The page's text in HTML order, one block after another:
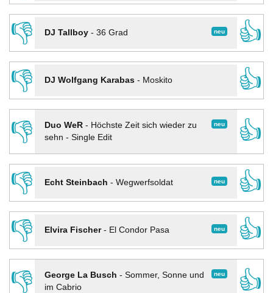
👎
neu
DJ Tallboy- 36 Grad
👍
👎
DJ Wolfgang Karabas- Moskito
👍
👎
neu
Duo WeR- Höchste Zeit sich wieder zu
sehn - Single Edit
👍
👎
neu
Echt Steinbach - Wegwerfsoldat
👍
👎
neu
Elvira Fischer- El Condor Pasa
👍
👎
neu
George La Busch - Sommer, Sonne und
im Cabrio
👍